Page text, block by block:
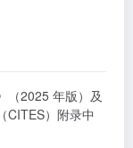
（2025 年版）及
CITES）附录中